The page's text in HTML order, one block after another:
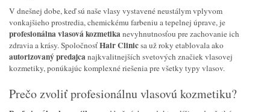
V dnešnej dobe, keď sú naše vlasy vystavené neustálym vplyvom
vonkajšieho prostredia, chemickému farbeniu a tepelnej úprave, je
profesionálna vlasová kozmetikanevyhnutnosťou pre zachovanie ich
zdravia a krásy. SpoločnosťHair Clinicsa už roky etablovala ako
autorizovaný predajcanajkvalitnejších svetových značiek vlasovej
kozmetiky, ponúkajúc komplexné riešenia pre všetky typy vlasov.
Prečo zvoliť profesionálnu vlasovú kozmetiku?